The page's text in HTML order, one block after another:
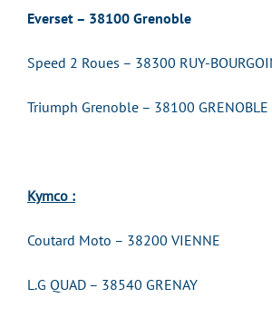
Everset – 38100 Grenoble
Speed 2 Roues – 38300 RUY-
Triumph Grenoble – 38100 GRENOBLE
Kymco :
Coutard Moto – 38200 VIENNE
L.G QUAD – 38540 GRENAY